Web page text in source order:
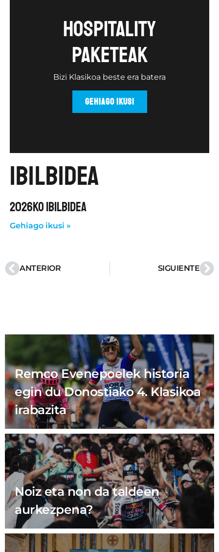
Hospitality
paketeak
Bizi Klasikoa beste era batera
GEHIAGO IKUSI
ibilbidea
2026KO IBILBIDEA
Gehiago ikusi »
ANTERIOR SIGUIENTE
Remco Evenepoelek historia
egin du Donostiako 4. Klasikoa
irabazita
Noiz eta non da taldeen
aurkezpena?